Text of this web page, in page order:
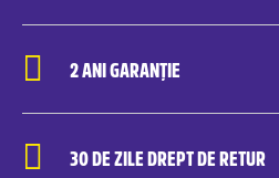
2 ANI GARANȚIE
30 DE ZILE DREPT DE RETUR